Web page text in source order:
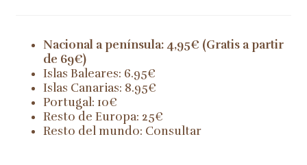
Nacional a península: 4,95€ (Gratis a partir
de 69€)
Islas Baleares: 6.95€
Islas Canarias: 8.95€
Portugal: 10€
Resto de Europa: 25€
Resto del mundo: Consultar